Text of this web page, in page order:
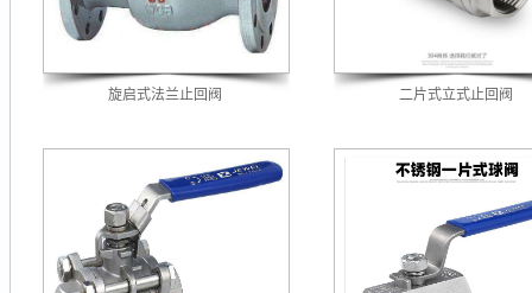
旋启式法兰止回阀 二片式立式止回阀